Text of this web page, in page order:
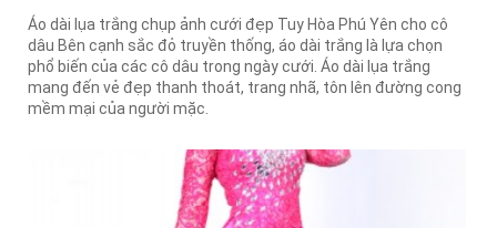
Áo dài lụa trắng chụp ảnh cưới đẹp Tuy Hòa Phú Yên cho cô
dâu Bên cạnh sắc đỏ truyền thống, áo dài trắng là lựa chọn
phổ biến của các cô dâu trong ngày cưới. Áo dài lụa trắng
mang đến vẻ đẹp thanh thoát, trang nhã, tôn lên đường cong
mềm mại của người mặc.